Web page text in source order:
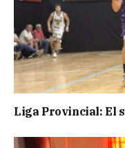
Liga Provincial: El